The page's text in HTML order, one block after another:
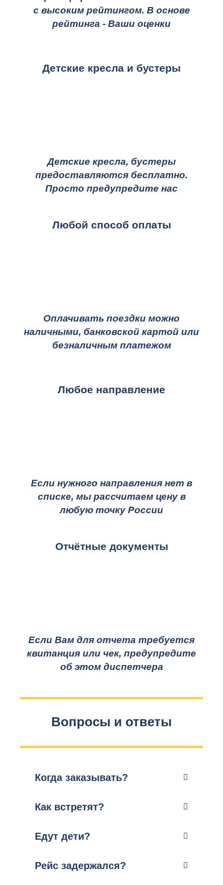
с высоким рейтингом. В основе
рейтинга - Ваши оценки
Детские кресла и бустеры
Детские кресла, бустеры
предоставляются бесплатно.
Просто предупредите нас
Любой способ оплаты
Оплачивать поездки можно
наличными, банковской картой или
безналичным платежом
Любое направление
Если нужного направления нет в
списке, мы рассчитаем цену в
любую точку России
Отчётные документы
Если Вам для отчета требуется
квитанция или чек, предупредите
об этом диспетчера
Вопросы и ответы
Когда заказывать?
Как встретят?
Едут дети?
Рейс задержался?